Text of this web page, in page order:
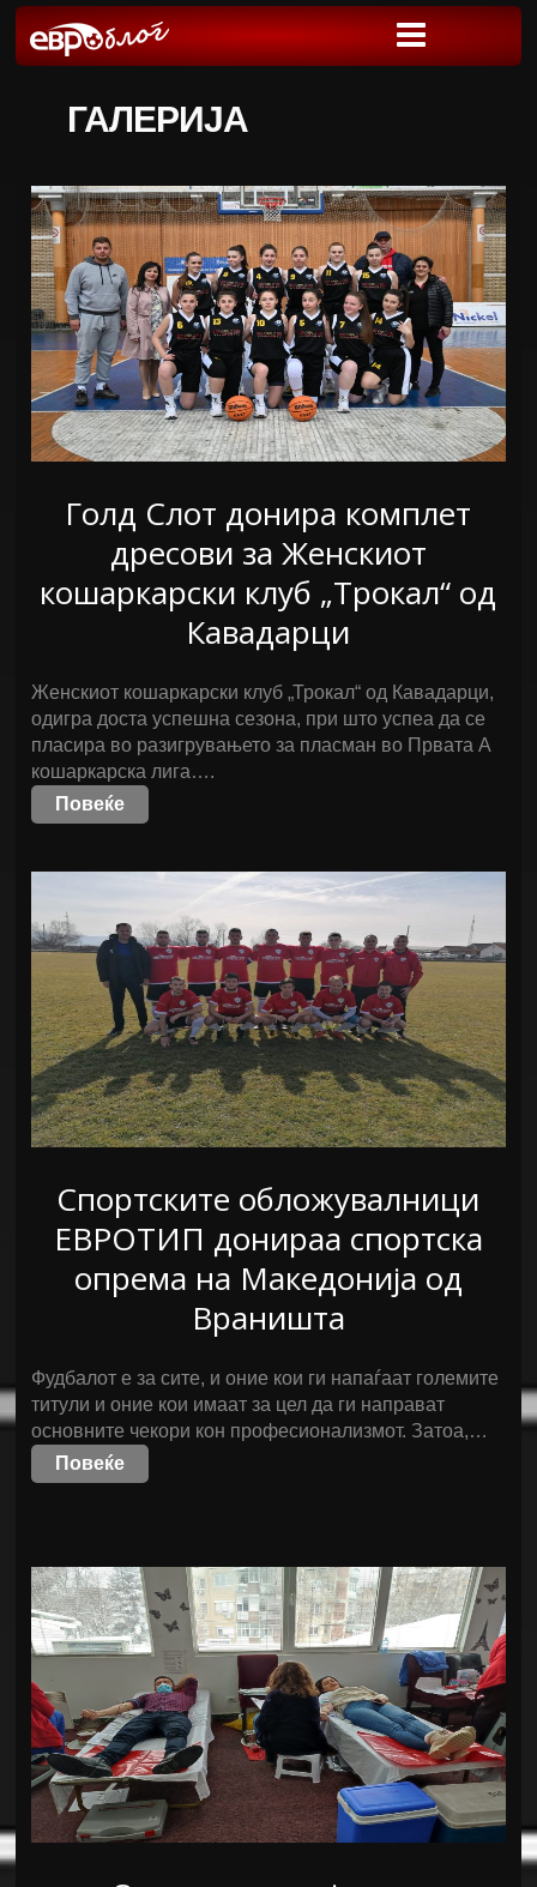
ГАЛЕРИЈА
Голд Слот донира комплет
дресови за Женскиот
кошаркарски клуб „Трокал“ од
Кавадарци
Женскиот кошаркарски клуб „Трокал“ од Кавадарци,
одигра доста успешна сезона, при што успеа да се
пласира во разигрувањето за пласман во Првата А
кошаркарска лига….
Повеќе
Спортските обложувалници
ЕВРОТИП донираа спортска
опрема на Македонија од
Враништа
Фудбалот е за сите, и оние кои ги напаѓаат големите
титули и оние кои имаат за цел да ги направат
основните чекори кон професионализмот. Затоа,…
Повеќе